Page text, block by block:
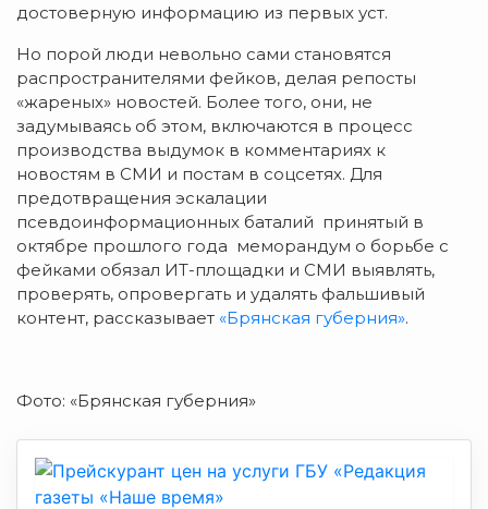
достоверную информацию из первых уст.
Но порой люди невольно сами становятся
распространителями фейков, делая репосты
«жареных» новостей. Более того, они, не
задумываясь об этом, включаются в процесс
производства выдумок в комментариях к
новостям в СМИ и постам в соцсетях. Для
предотвращения эскалации
псевдоинформационных баталий принятый в
октябре прошлого года меморандум о борьбе с
фейками обязал ИТ-площадки и СМИ выявлять,
проверять, опровергать и удалять фальшивый
контент, рассказывает «Брянская губерния».
Фото: «Брянская губерния»